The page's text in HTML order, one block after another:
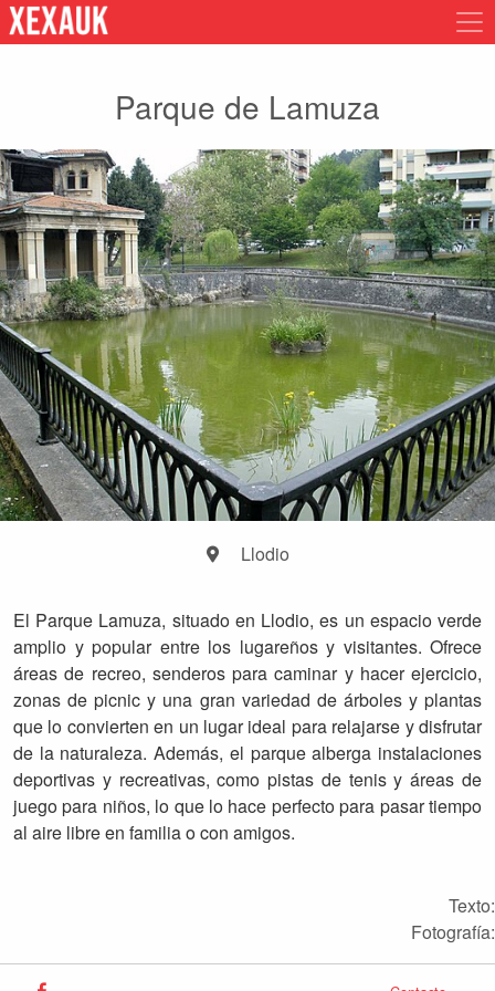
Parque de Lamuza
Llodio
El Parque Lamuza, situado en Llodio, es un espacio verde
amplio y popular entre los lugareños y visitantes. Ofrece
áreas de recreo, senderos para caminar y hacer ejercicio,
zonas de picnic y una gran variedad de árboles y plantas
que lo convierten en un lugar ideal para relajarse y disfrutar
de la naturaleza. Además, el parque alberga instalaciones
deportivas y recreativas, como pistas de tenis y áreas de
juego para niños, lo que lo hace perfecto para pasar tiempo
al aire libre en familia o con amigos.
Texto:
Fotografía: